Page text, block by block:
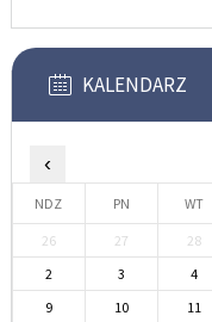
KALENDARZ
‹
NDZ PN WT
26 27 28
2
3 4
9
10 11